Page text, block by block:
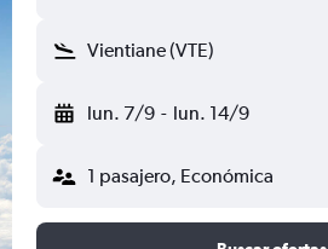
Vientiane (VTE)
lun. 7/9 - lun. 14/9
1 pasajero, Económica